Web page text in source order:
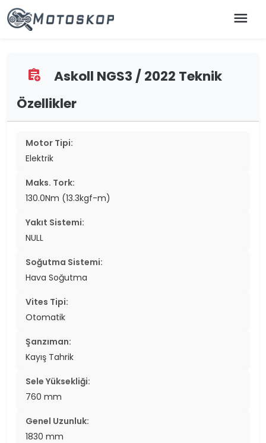
menu
assignment_add
Askoll NGS3 / 2022 Teknik
Özellikler
Motor Tipi:
Elektrik
Maks. Tork:
130.0Nm (13.3kgf-m)
Yakıt Sistemi:
NULL
Soğutma Sistemi:
Hava Soğutma
Vites Tipi:
Otomatik
Şanzıman:
Kayış Tahrik
Sele Yüksekliği:
760 mm
Genel Uzunluk:
1830 mm